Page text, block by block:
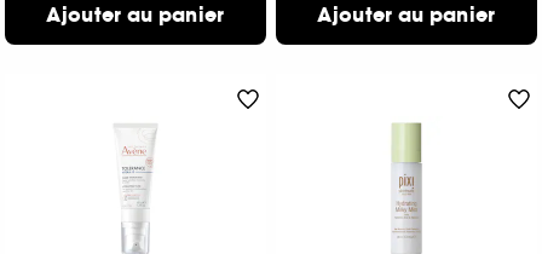
Ajouter au panier Ajouter au panier